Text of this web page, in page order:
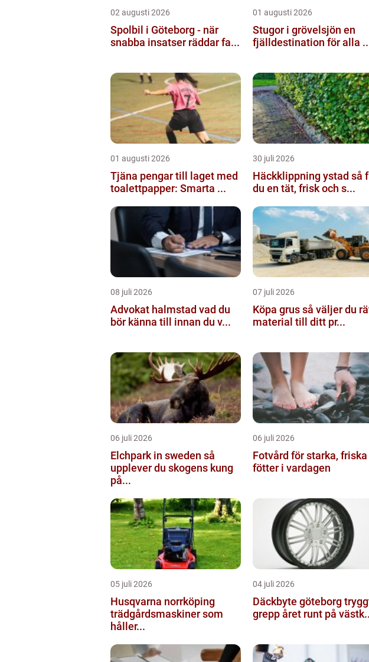
02 augusti 2026
Spolbil i Göteborg - när
snabba insatser räddar fa...
01 augusti 2026
Stugor i grövelsjön en
fjälldestination för alla
01 augusti 2026
Tjäna pengar till laget med
toalettpapper: Smarta ...
30 juli 2026
Häckklippning ystad så får
du en tät, frisk och s...
08 juli 2026
Advokat halmstad vad du
bör känna till innan du v...
07 juli 2026
Köpa grus så väljer du rätt
material till ditt pr...
06 juli 2026
Elchpark in sweden så
upplever du skogens kung
på...
06 juli 2026
Fotvård för starka, friska
fötter i vardagen
05 juli 2026
Husqvarna norrköping
trädgårdsmaskiner som
håller...
04 juli 2026
Däckbyte göteborg tryggt
grepp året runt på